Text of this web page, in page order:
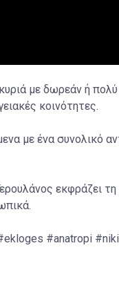
με δωρεάν ή
κοινότητες.
με ένα συνολικό
εκφράζει τη
#anatropi